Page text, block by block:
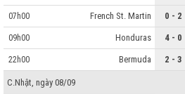
07h00 French St. Martin 0 - 2
09h00 Honduras 4 - 0
22h00 Bermuda 2 - 3
C.Nhật, ngày 08/09